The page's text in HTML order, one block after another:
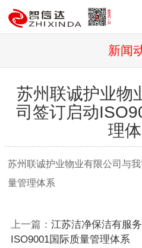
新闻
苏州联诚护业物
司签订启动
理
苏州联诚护业物业有限公司与
量管理体系
上一篇： 江苏洁净保洁有服
ISO9001国际质量管理体系